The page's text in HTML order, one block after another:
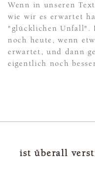
Wenn in unseren
wie wir es erwartet
"glücklichen Unfall".
noch heute, wenn
erwartet, und dann
eigentlich noch
ist überall